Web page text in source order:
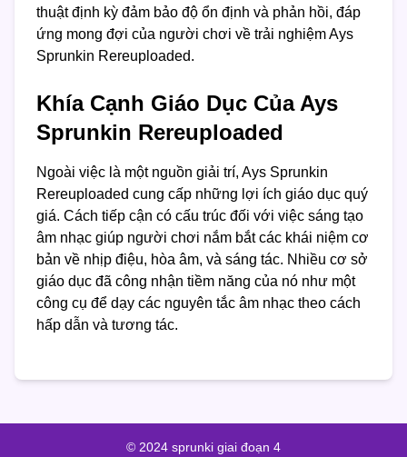
thuật định kỳ đảm bảo độ ổn định và phản hồi, đáp
ứng mong đợi của người chơi về trải nghiệm Ays
Sprunkin Rereuploaded.
Khía Cạnh Giáo Dục Của Ays
Sprunkin Rereuploaded
Ngoài việc là một nguồn giải trí, Ays Sprunkin
Rereuploaded cung cấp những lợi ích giáo dục quý
giá. Cách tiếp cận có cấu trúc đối với việc sáng tạo
âm nhạc giúp người chơi nắm bắt các khái niệm cơ
bản về nhịp điệu, hòa âm, và sáng tác. Nhiều cơ sở
giáo dục đã công nhận tiềm năng của nó như một
công cụ để dạy các nguyên tắc âm nhạc theo cách
hấp dẫn và tương tác.
© 2024 sprunki giai đoạn 4